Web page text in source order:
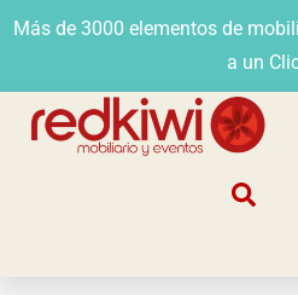
Más de 3000 elementos de
a un